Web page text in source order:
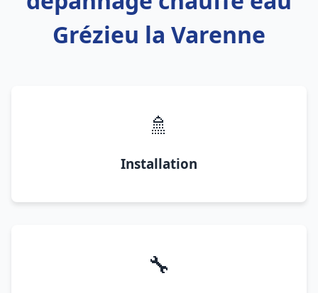
Grézieu la Varenne
🚿
Installation
🔧